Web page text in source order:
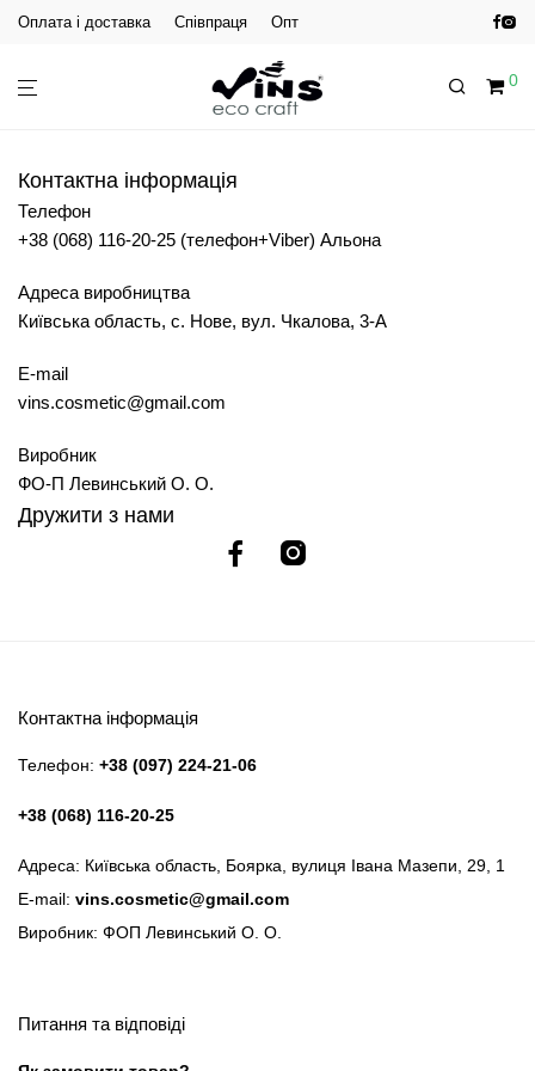
Оплата і доставка Співпраця Опт
0
Контактна інформація
Телефон
+38 (068) 116-20-25 (телефон+Viber) Альона
Адреса виробництва
Київська область, с. Нове, вул. Чкалова, 3-А
E-mail
vins.cosmetic@gmail.com
Виробник
ФО-П Левинський О. О.
Дружити з нами
Контактна інформація
Телефон: +38 (097) 224-21-06
+38 (068) 116-20-25
Адреса: Київська область, Боярка, вулиця Івана Мазепи, 29, 1
E-mail: vins.cosmetic@gmail.com
Виробник: ФОП Левинський О. О.
Питання та відповіді